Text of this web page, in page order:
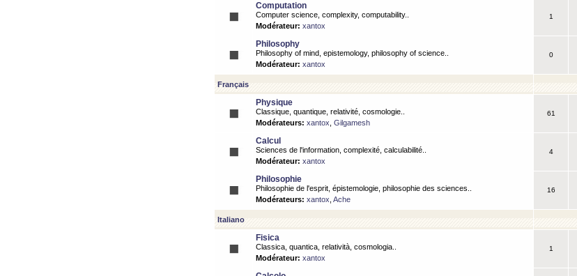
Computation
Computer science, complexity, computability..
Modérateur: xantox
1
Philosophy
Philosophy of mind, epistemology, philosophy of science..
Modérateur: xantox
0
Français
Physique
Classique, quantique, relativité, cosmologie..
Modérateurs: xantox Gilgamesh
61
Calcul
Sciences de l'information, complexité, calculabilité..
Modérateur: xantox
4
Philosophie
Philosophie de l'esprit, épistemologie, philosophie des sciences..
Modérateurs: xantox Ache
16
Italiano
Fisica
Classica, quantica, relatività, cosmologia..
Modérateur: xantox
1